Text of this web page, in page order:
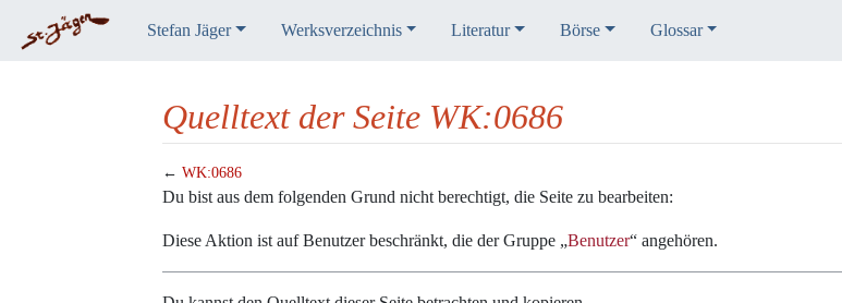
Stefan Jäger Werksverzeichnis Literatur Börse Glossar
Quelltext der Seite WK:0686
← WK:0686
Wechseln zu:Navigation,Suche
Du bist aus dem folgenden Grund nicht berechtigt, die Seite zu bearbeiten:
Diese Aktion ist auf Benutzer beschränkt, die der Gruppe „Benutzer“ angehören.